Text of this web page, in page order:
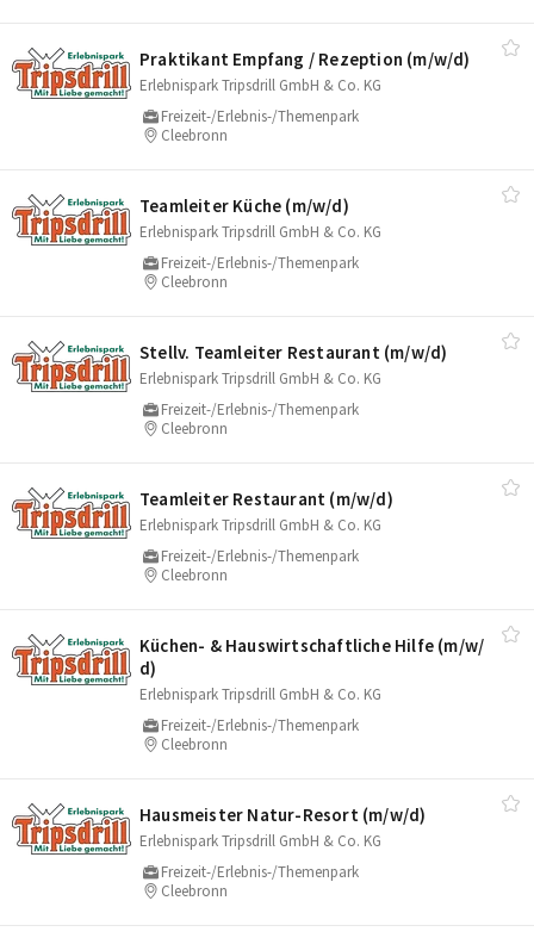
Praktikant Empfang /​ Rezeption (m/​w/​d)
Erlebnispark Tripsdrill GmbH & Co. KG
Freizeit-/Erlebnis-/Themenpark
Cleebronn
Teamleiter Küche (m/​w/​d)
Erlebnispark Tripsdrill GmbH & Co. KG
Freizeit-/Erlebnis-/Themenpark
Cleebronn
Stellv. Teamleiter Restaurant (m/​w/​d)
Erlebnispark Tripsdrill GmbH & Co. KG
Freizeit-/Erlebnis-/Themenpark
Cleebronn
Teamleiter Restaurant (m/​w/​d)
Erlebnispark Tripsdrill GmbH & Co. KG
Freizeit-/Erlebnis-/Themenpark
Cleebronn
Küchen- & Hauswirtschaftliche Hilfe (m/​w/​
d)
Erlebnispark Tripsdrill GmbH & Co. KG
Freizeit-/Erlebnis-/Themenpark
Cleebronn
Hausmeister Natur-Resort (m/​w/​d)
Erlebnispark Tripsdrill GmbH & Co. KG
Freizeit-/Erlebnis-/Themenpark
Cleebronn